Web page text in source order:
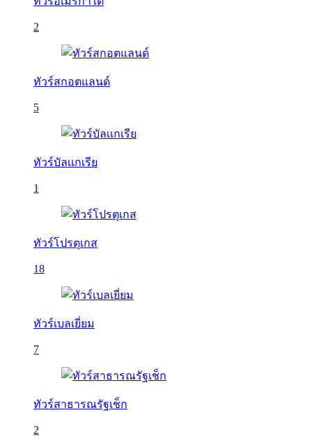
2
ทัวร์สกอตแลนด์
5
ทัวร์บัลเเกเรีย
1
ทัวร์โปรตุเกส
18
ทัวร์เบลเยี่ยม
7
ทัวร์สาธารณรัฐเช็ก
2